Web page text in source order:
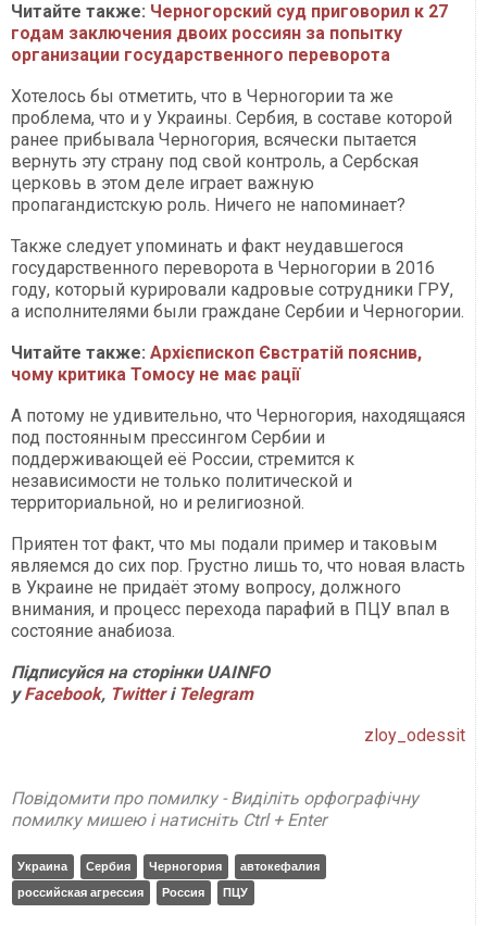
Читайте также: Черногорский суд приговорил к 27
годам заключения двоих россиян за попытку
организации государственного переворота
Хотелось бы отметить, что в Черногории та же
проблема, что и у Украины. Сербия, в составе которой
ранее прибывала Черногория, всячески пытается
вернуть эту страну под свой контроль, а Сербская
церковь в этом деле играет важную
пропагандистскую роль. Ничего не напоминает?
Также следует упоминать и факт неудавшегося
государственного переворота в Черногории в 2016
году, который курировали кадровые сотрудники ГРУ,
а исполнителями были граждане Сербии и Черногории.
Читайте также: Архієпископ Євстратій пояснив,
чому критика Томосу не має рації
А потому не удивительно, что Черногория, находящаяся
под постоянным прессингом Сербии и
поддерживающей её России, стремится к
независимости не только политической и
территориальной, но и религиозной.
Приятен тот факт, что мы подали пример и таковым
являемся до сих пор. Грустно лишь то, что новая власть
в Украине не придаёт этому вопросу, должного
внимания, и процесс перехода парафий в ПЦУ впал в
состояние анабиоза.
Підписуйся на сторінки UAINFO
уFacebook, Twitter і Telegram
zloy_odessit
Повідомити про помилку - Виділіть орфографічну
помилку мишею і натисніть Ctrl + Enter
Украина Сербия Черногория
автокефалия
российская агрессия
Россия ПЦУ